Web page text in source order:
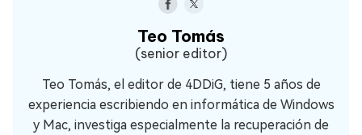
Teo Tomás
(senior editor)
Teo Tomás, el editor de 4DDiG, tiene 5 años de
experiencia escribiendo en informática de Windows
y Mac, investiga especialmente la recuperación de